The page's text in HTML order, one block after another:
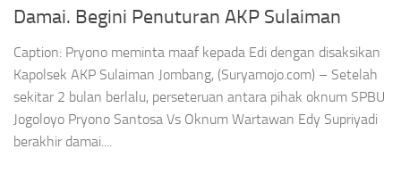
Damai. Begini Penuturan AKP Sulaiman
Caption: Pryono meminta maaf kepada Edi dengan disaksikan
Kapolsek AKP Sulaiman Jombang, (Suryamojo.com) – Setelah
sekitar 2 bulan berlalu, perseteruan antara pihak oknum SPBU
Jogoloyo Pryono Santosa Vs Oknum Wartawan Edy Supriyadi
berakhir damai....